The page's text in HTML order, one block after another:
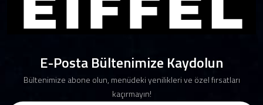
E-Posta Bültenimize Kaydolun
Bültenimize abone olun, menüdeki yenilikleri ve özel fırsatları
kaçırmayın!